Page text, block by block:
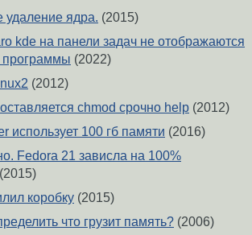
удаление ядра. (2015)
kde на панели задач не отображаются
(2022)
(2012)
chmod срочно help (2012)
использует 100 гб памяти (2016)
Fedora 21 зависла на 100%
(2015)
коробку (2015)
что грузит память? (2006)